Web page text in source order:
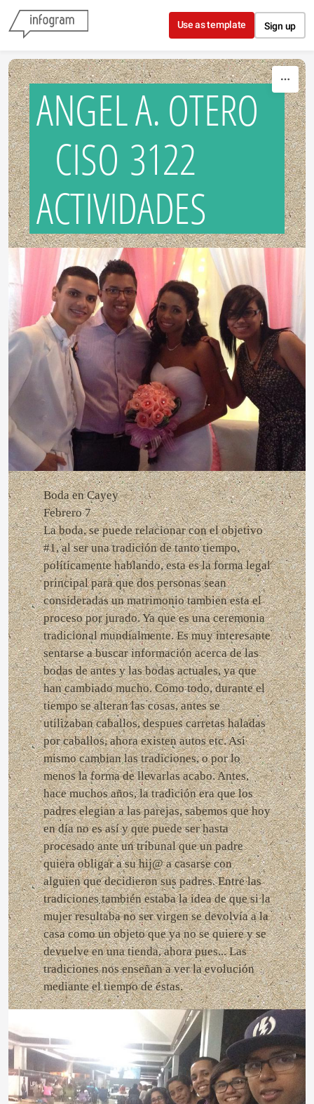
Skip to content
Use as template Sign up
ANGEL A. OTERO
CISO 3122
ACTIVIDADES
Boda en Cayey
Febrero 7
La boda, se puede relacionar con el objetivo
#1, al ser una tradición de tanto tiempo,
políticamente hablando, esta es la forma legal
principal para que dos personas sean
consideradas un matrimonio tambien esta el
proceso por jurado. Ya que es una ceremonia
tradicional mundialmente. Es muy interesante
sentarse a buscar información acerca de las
bodas de antes y las bodas actuales, ya que
han cambiado mucho. Como todo, durante el
tiempo se alteran las cosas, antes se
utilizaban caballos, despues carretas haladas
por caballos, ahora existen autos etc. Asi
mismo cambian las tradiciones, o por lo
menos la forma de llevarlas acabo. Antes,
hace muchos años, la tradición era que los
padres elegian a las parejas, sabemos que hoy
en día no es así y que puede ser hasta
procesado ante un tribunal que un padre
quiera obligar a su hij@ a casarse con
alguien que decidieron sus padres. Entre las
tradiciones también estaba la idea de que si la
mujer resultaba no ser virgen se devolvía a la
casa como un objeto que ya no se quiere y se
devuelve en una tienda, ahora pues... Las
tradiciones nos enseñan a ver la evolución
mediante el tiempo de éstas.